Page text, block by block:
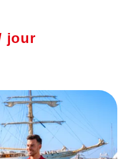
jour